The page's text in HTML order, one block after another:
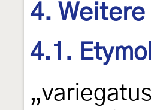
4.
4.1.